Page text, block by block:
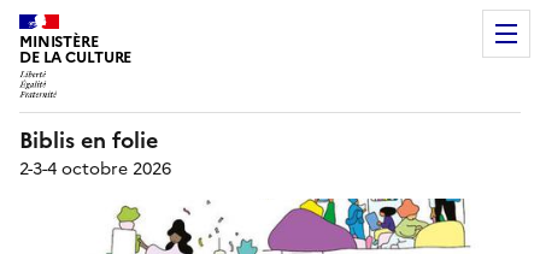
MINISTÈRE
DE LA CULTURE
Biblis en folie
2-3-4 octobre 2026